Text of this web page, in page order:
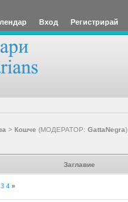
Вход Регистрирай
> Кошче (МОДЕРАТОР: GattaNegra)
Заглавие
3 4»